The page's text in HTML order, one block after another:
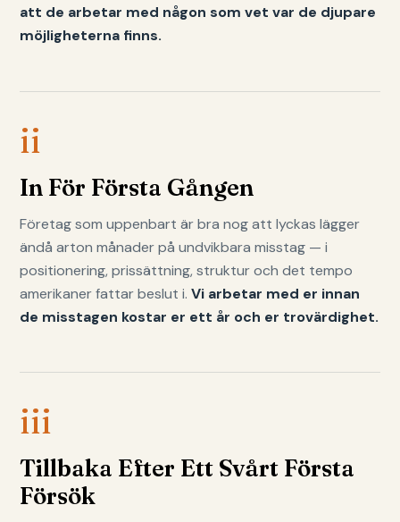
att de arbetar med någon som vet var de djupare
möjligheterna finns.
ii
In För Första Gången
Företag som uppenbart är bra nog att lyckas lägger
ändå arton månader på undvikbara misstag — i
positionering, prissättning, struktur och det tempo
amerikaner fattar beslut i. Vi arbetar med er innan
de misstagen kostar er ett år och er trovärdighet.
iii
Tillbaka Efter Ett Svårt Första
Försök